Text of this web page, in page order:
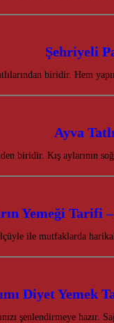
Şehriyeli
biridir. Hem
Ayva
biridir. Kış aylarının
Yemeği Tarifi
ile mutfaklarda
Diyet Yemek
şenlendirmeye hazır.